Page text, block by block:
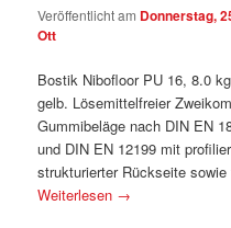
Veröffentlicht am Donnerstag,
Ott
Bostik Nibofloor PU 16, 8.0
gelb. Lösemittelfreier
Gummibeläge nach DIN EN
und DIN EN 12199 mit
strukturierter Rückseite
Weiterlesen →